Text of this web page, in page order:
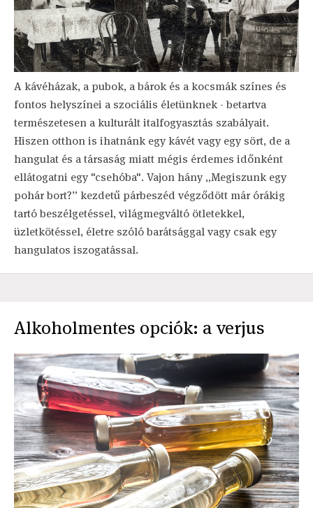
A kávéházak, a pubok, a bárok és a kocsmák színes és
fontos helyszínei a szociális életünknek - betartva
természetesen a kulturált italfogyasztás szabályait.
Hiszen otthon is ihatnánk egy kávét vagy egy sört, de a
hangulat és a társaság miatt mégis érdemes időnként
ellátogatni egy "csehóba". Vajon hány „Megiszunk egy
pohár bort?” kezdetű párbeszéd végződött már órákig
tartó beszélgetéssel, világmegváltó ötletekkel,
üzletkötéssel, életre szóló barátsággal vagy csak egy
hangulatos iszogatással.
Alkoholmentes opciók: a verjus